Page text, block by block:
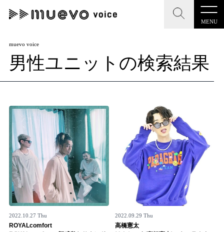
MENU
CLOSE
記事を検索する
人気ワード
#男性SSW #ポップス #女性SSW #ロック
#男性シンガー #HR/HM #女性シンガー
#ヒップホップ #男性シンガーグループ #R&B/ソウル
CLOSE
muevo media
"読者の声を形にする”音楽特化メディア
MENU
記事一覧
プレスリリース一覧
会社概要
お問い合わせ
muevo voice
男性ユニットの検索結果
2022.10.27 Thu
ROYALcomfort
2022.09.29 Thu
高橋憲太